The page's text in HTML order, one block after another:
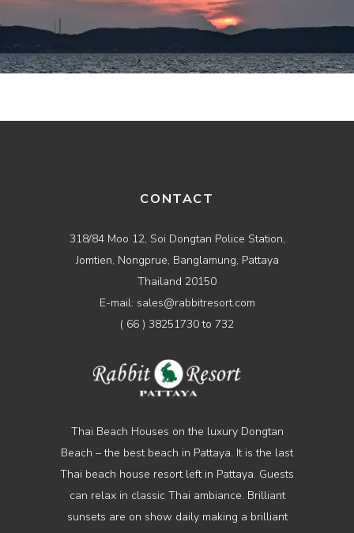
CONTACT
318/84 Moo 12, Soi Dongtan Police Station,
Jomtien, Nongprue, Banglamung, Pattaya
Thailand 20150
E-mail: sales@rabbitresort.com
( 66 ) 38251730 to 732
Thai Beach Houses on the luxury Dongtan
Beach – the best beach in Pattaya. It is the last
Thai beach house resort left in Pattaya. Guests
can relax in classic Thai ambiance. Brilliant
sunsets are on show daily making a brilliant